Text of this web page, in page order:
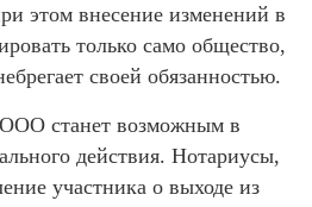
этом внесение изменений в
только само общество,
своей обязанностью.
станет возможным в
действия. Нотариусы,
участника о выходе из